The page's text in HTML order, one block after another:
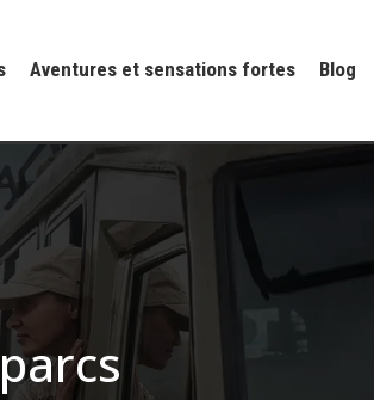
Aventures et sensations fortes Blog